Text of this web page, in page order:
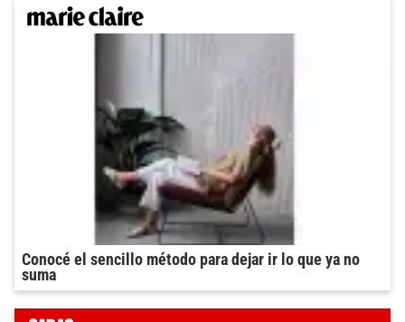
Conocé el sencillo método para dejar ir lo que ya no
suma